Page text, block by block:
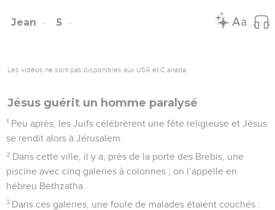
Jean 5
Les vidéos ne sont pas disponibles aux USA et C anada.
Jésus guérit un homme paralysé
1 Peu après, les Juifs célébrèrent une fête religieuse et Jésus
se rendit alors à Jérusalem.
2 Dans cette ville, il y a, près de la porte des Brebis, une
piscine avec cinq galeries à colonnes ; on l’appelle en
hébreu Bethzatha.
3 Dans ces galeries, une foule de malades étaient couchés :